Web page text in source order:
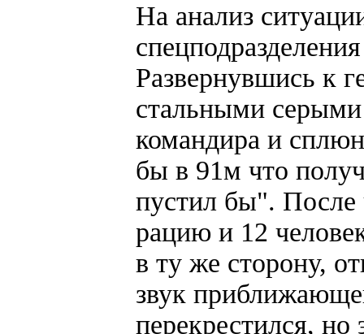
На анализ
Развернувшись к
стальными серыми
командира и
бы в 91м что
пустил бы". После
рацию и 12
в ту же сторону,
звук
перекрестился, но